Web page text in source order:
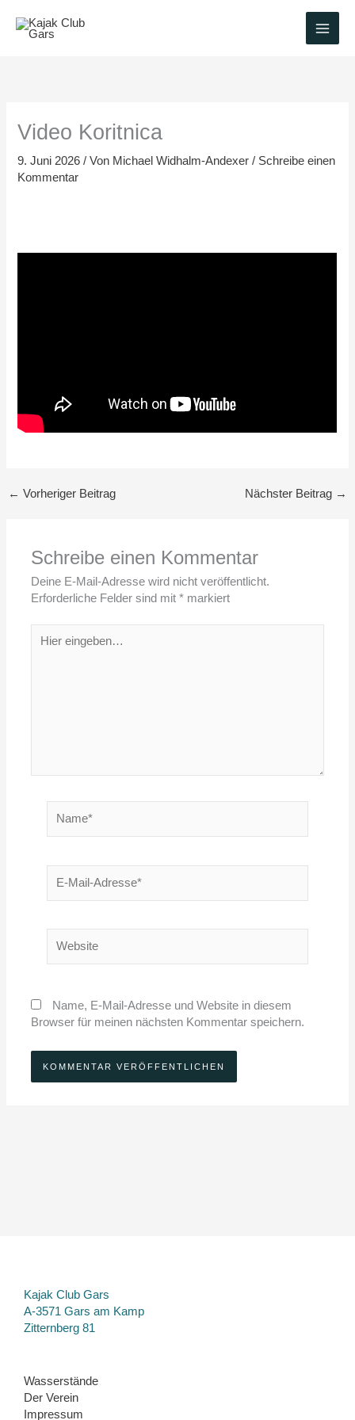
Inhalt
springen
Video Koritnica
9. Juni 2026/ Von Michael Widhalm-Andexer/ Schreibe einen
Kommentar
← Vorheriger Beitrag Nächster Beitrag →
Schreibe einen Kommentar
Deine E-Mail-Adresse wird nicht veröffentlicht.
Erforderliche Felder sind mit* markiert
eingeben…
Mail-
Name, E-Mail-Adresse und Website in diesem
Browser für meinen nächsten Kommentar speichern.
Kajak Club Gars
A-3571 Gars am Kamp
Zitternberg 81
Wasserstände
Der Verein
Impressum